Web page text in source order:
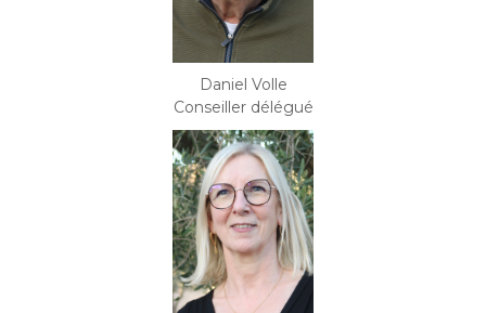
Daniel Volle
Conseiller délégué